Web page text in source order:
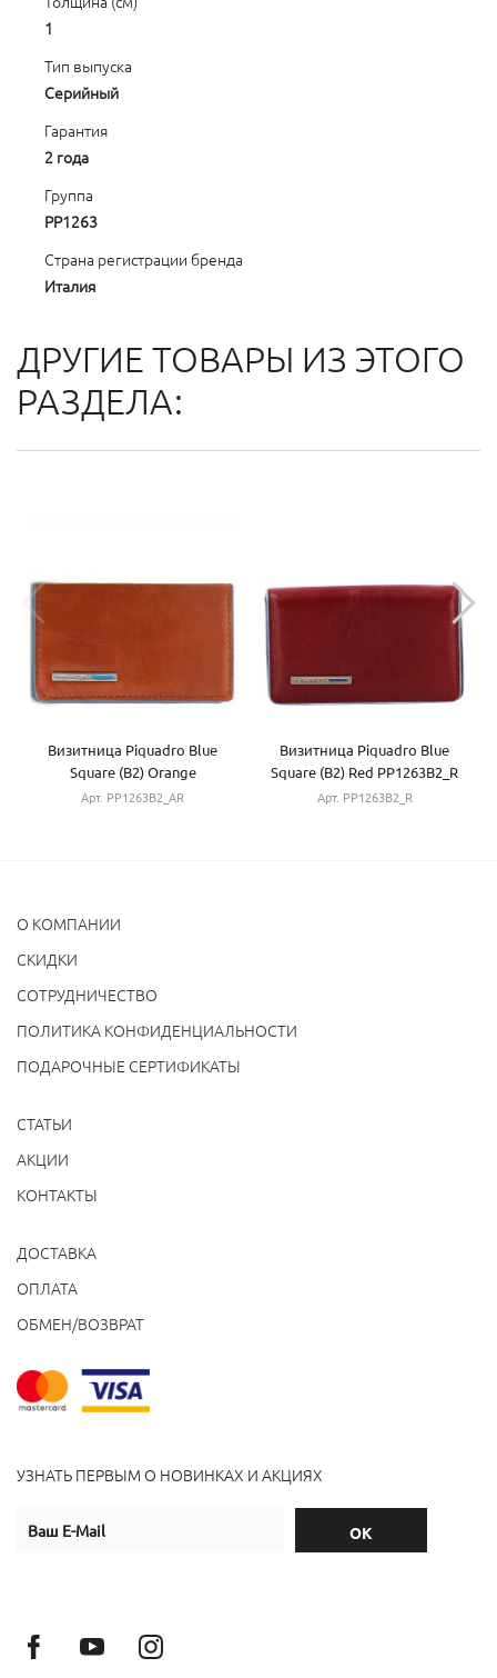
1
Тип выпуска
Серийный
Гарантия
2 года
Группа
PP1263
Страна регистрации бренда
Италия
ДРУГИЕ ТОВАРЫ ИЗ ЭТОГО
РАЗДЕЛА:
Визитница Piquadro Blue
Square (B2) Orange
PP1263B2_AR
Арт. PP1263B2_AR
Визитница Piquadro Blue
Square (B2) Red PP1263B2_R
Арт. PP1263B2_R
О КОМПАНИИ
CКИДКИ
СОТРУДНИЧЕСТВО
ПОЛИТИКА КОНФИДЕНЦИАЛЬНОСТИ
ПОДАРОЧНЫЕ СЕРТИФИКАТЫ
СТАТЬИ
АКЦИИ
КОНТАКТЫ
ДОСТАВКА
ОПЛАТА
ОБМЕН/ВОЗВРАТ
УЗНАТЬ ПЕРВЫМ О НОВИНКАХ И АКЦИЯХ